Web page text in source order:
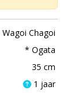
Wagoi Chagoi
* Ogata
35 cm
1 jaar